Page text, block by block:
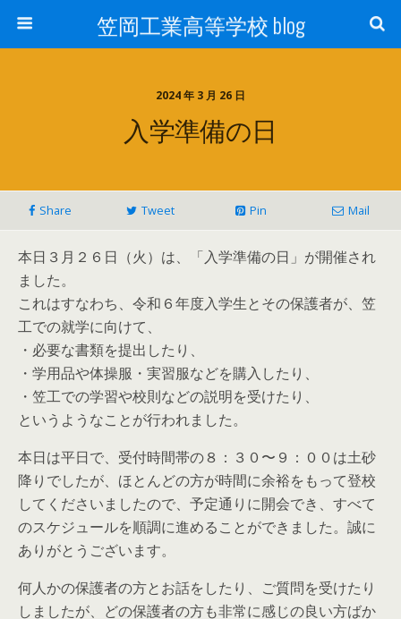
笠岡工業高等学校 blog
2024 年 3 月 26 日
入学準備の日
Share Tweet Pin Mail
本日３月２６日（火）は、「入学準備の日」が開催され
ました。
これはすなわち、令和６年度入学生とその保護者が、笠
工での就学に向けて、
・必要な書類を提出したり、
・学用品や体操服・実習服などを購入したり、
・笠工での学習や校則などの説明を受けたり、
というようなことが行われました。
本日は平日で、受付時間帯の８：３０〜９：００は土砂
降りでしたが、ほとんどの方が時間に余裕をもって登校
してくださいましたので、予定通りに開会でき、すべて
のスケジュールを順調に進めることができました。誠に
ありがとうございます。
何人かの保護者の方とお話をしたり、ご質問を受けたり
しましたが、どの保護者の方も非常に感じの良い方ばか